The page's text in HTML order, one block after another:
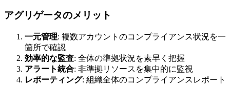
アグリゲータのメリット
一元管理: 複数アカウントのコンプライアンス状況を一
箇所で確認
効率的な監査: 全体の準拠状況を素早く把握
アラート統合: 非準拠リソースを集中的に監視
レポーティング: 組織全体のコンプライアンスレポート